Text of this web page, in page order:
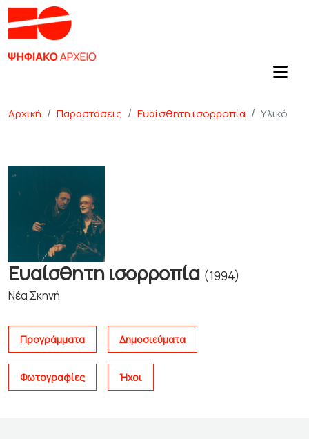
Αρχική Παραστάσεις Ευαίσθητη ισορροπία Υλικό
Ευαίσθητη ισορροπία (1994)
Νέα Σκηνή
Προγράμματα Δημοσιεύματα
Φωτογραφίες Ήχοι